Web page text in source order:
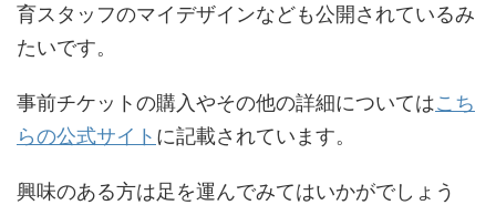
育スタッフのマイデザインなども公開されているみ
たいです。
事前チケットの購入やその他の詳細についてはこち
らの公式サイト に記載されています。
興味のある方は足を運んでみてはいかがでしょう